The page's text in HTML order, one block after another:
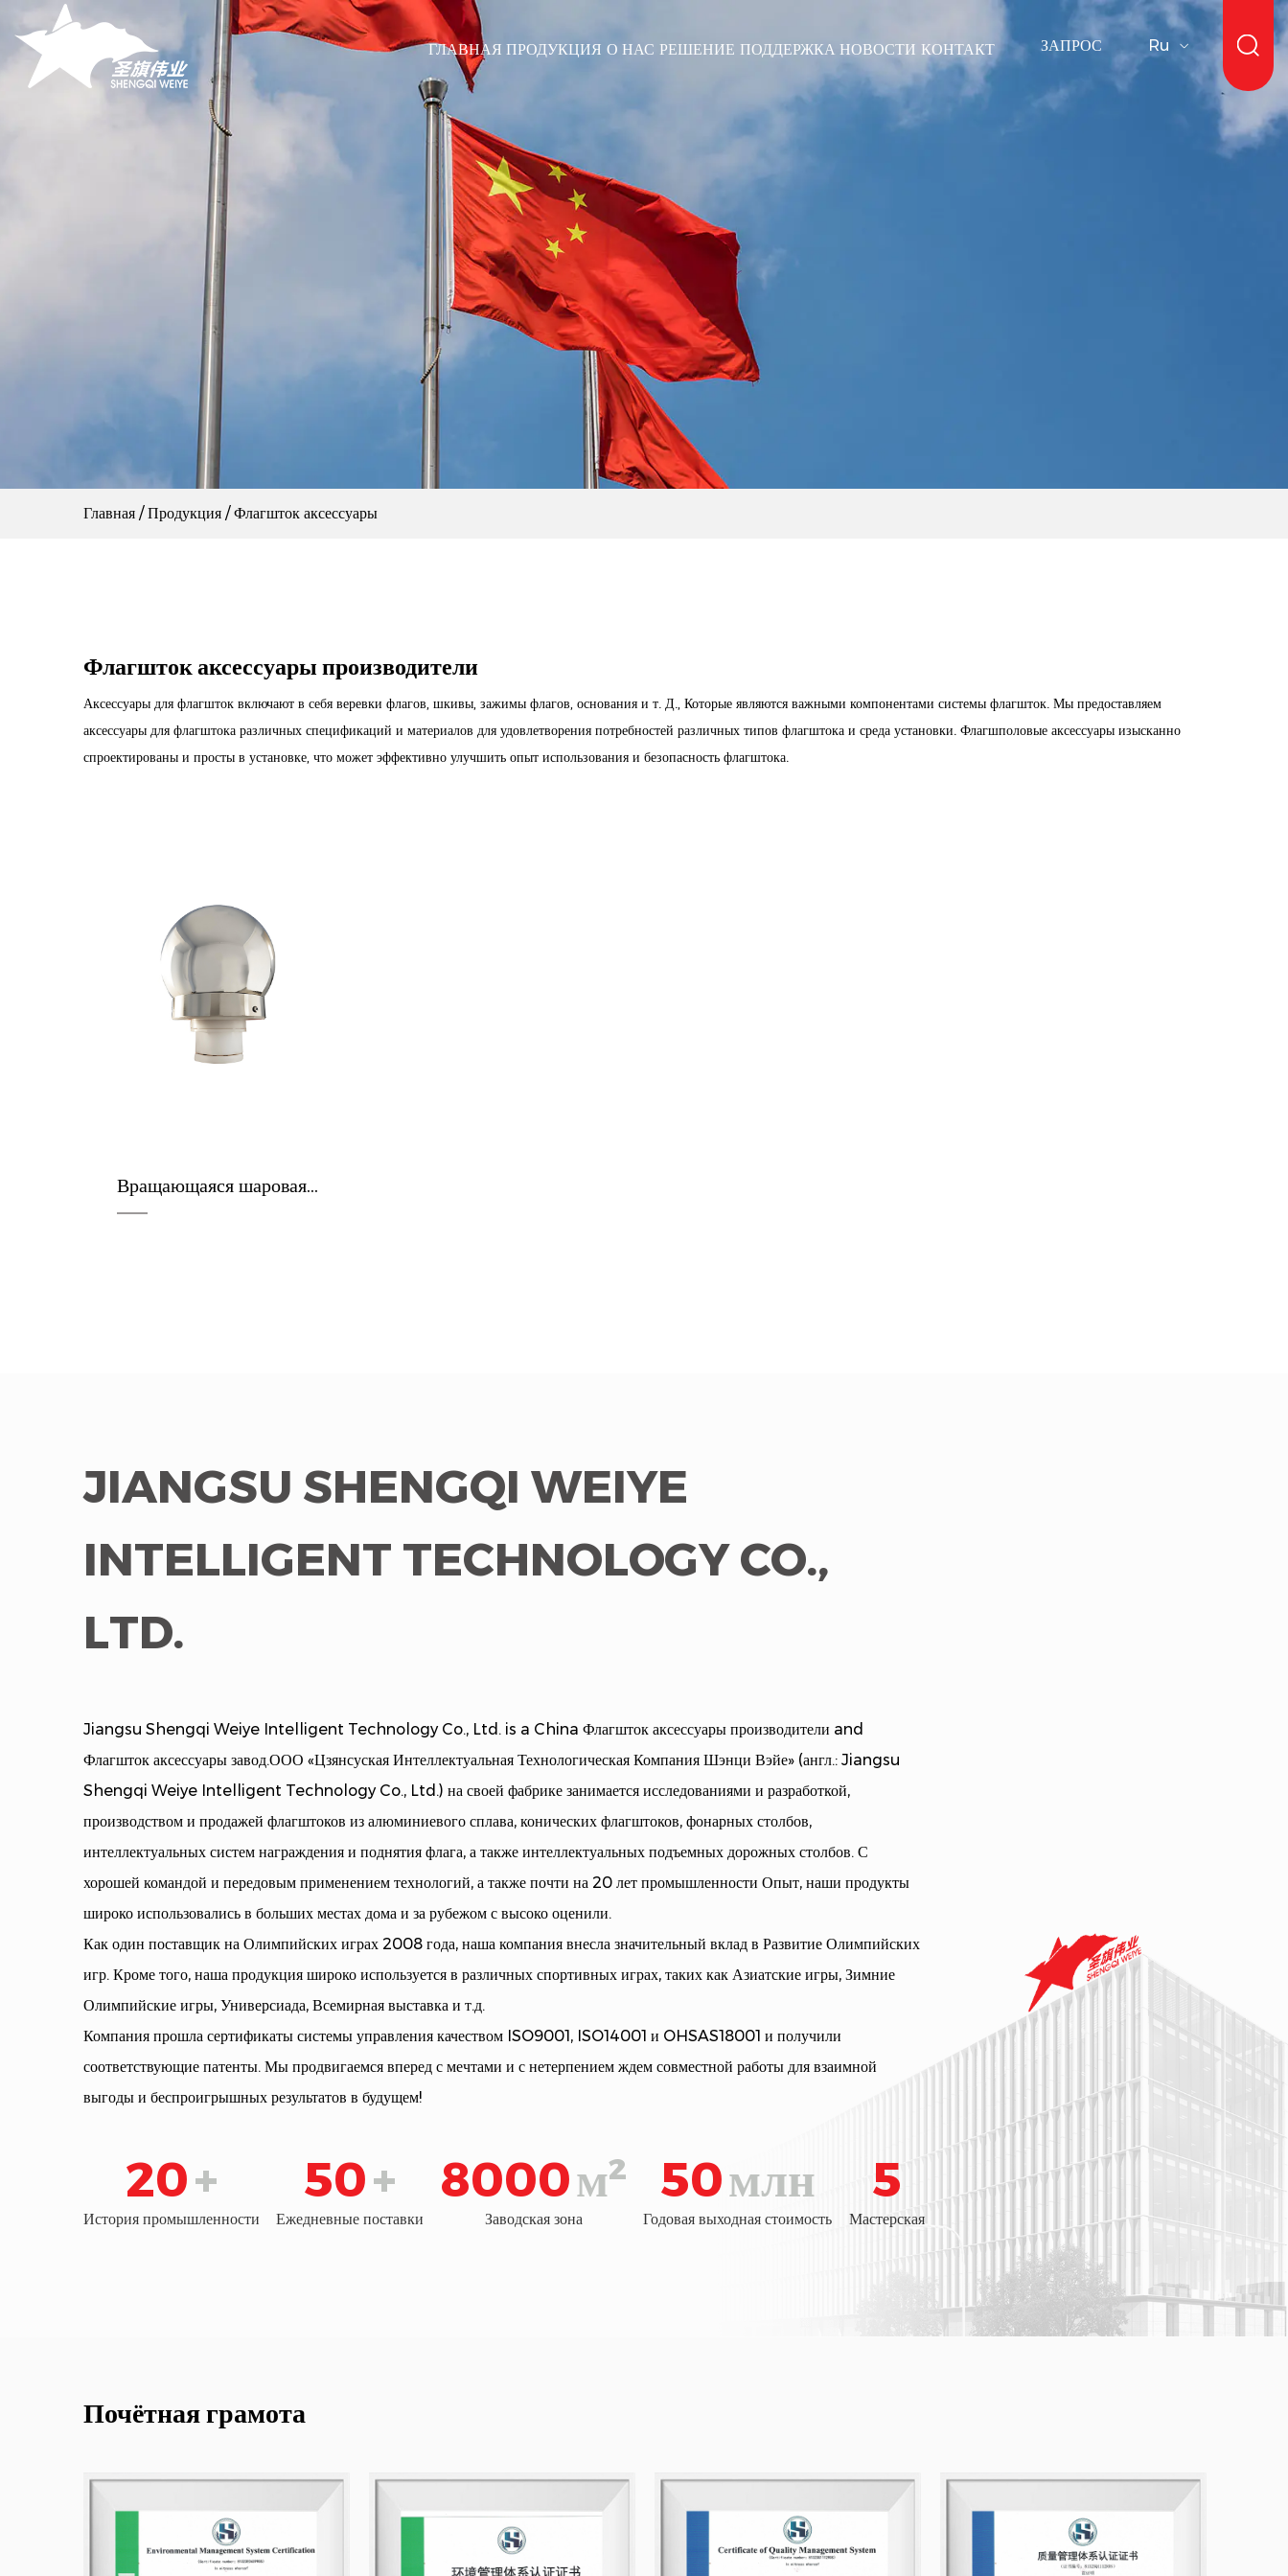
ГЛАВНАЯ ПРОДУКЦИЯ О НАС РЕШЕНИЕ ПОДДЕРЖКА НОВОСТИ КОНТАКТ ЗАПРОС Ru
Главная /Продукция /Флагшток аксессуары
Флагшток аксессуары производители
Аксессуары для флагшток включают в себя веревки флагов, шкивы, зажимы флагов, основания и т. Д., Которые являются важными компонентами системы флагшток. Мы предоставляем
аксессуары для флагштока различных спецификаций и материалов для удовлетворения потребностей различных типов флагштока и среда установки. Флагшполовые аксессуары изысканно
спроектированы и просты в установке, что может эффективно улучшить опыт использования и безопасность флагштока.
Вращающаяся шаровая головка для флагштока
JIANGSU SHENGQI WEIYE
INTELLIGENT TECHNOLOGY CO.,
LTD.
Jiangsu Shengqi Weiye Intelligent Technology Co., Ltd. is a China Флагшток аксессуары производители and
Флагшток аксессуары завод.ООО «Цзянсуская Интеллектуальная Технологическая Компания Шэнци Вэйе» (англ.: Jiangsu
Shengqi Weiye Intelligent Technology Co., Ltd.) на своей фабрике занимается исследованиями и разработкой,
производством и продажей флагштоков из алюминиевого сплава, конических флагштоков, фонарных столбов,
интеллектуальных систем награждения и поднятия флага, а также интеллектуальных подъемных дорожных столбов. С
хорошей командой и передовым применением технологий, а также почти на 20 лет промышленности Опыт, наши продукты
широко использовались в больших местах дома и за рубежом с высоко оценили.
Как один поставщик на Олимпийских играх 2008 года, наша компания внесла значительный вклад в Развитие Олимпийских
игр. Кроме того, наша продукция широко используется в различных спортивных играх, таких как Азиатские игры, Зимние
Олимпийские игры, Универсиада, Всемирная выставка и т.д.
Компания прошла сертификаты системы управления качеством ISO9001, ISO14001 и OHSAS18001 и получили
соответствующие патенты. Мы продвигаемся вперед с мечтами и с нетерпением ждем совместной работы для взаимной
выгоды и беспроигрышных результатов в будущем!
20+
История промышленности
50+
Ежедневные поставки
8000м²
Заводская зона
50млн
Годовая выходная стоимость
5
Мастерская
Почётная грамота